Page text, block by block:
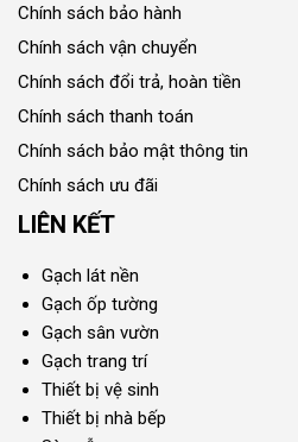
Chính sách bảo hành
Chính sách vận chuyển
Chính sách đổi trả, hoàn tiền
Chính sách thanh toán
Chính sách bảo mật thông tin
Chính sách ưu đãi
LIÊN KẾT
Gạch lát nền
Gạch ốp tường
Gạch sân vườn
Gạch trang trí
Thiết bị vệ sinh
Thiết bị nhà bếp